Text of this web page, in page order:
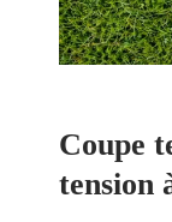
Coupe
tension